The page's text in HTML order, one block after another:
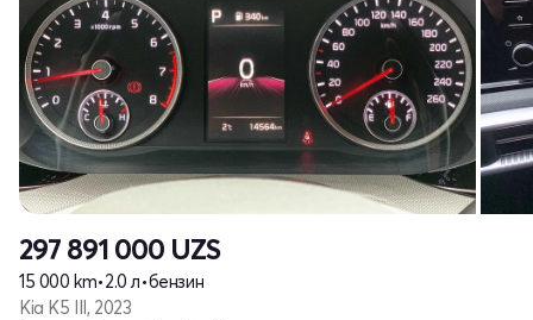
297 891 000 UZS
15 000 km•2.0 л•бензин
Kia K5 III, 2023